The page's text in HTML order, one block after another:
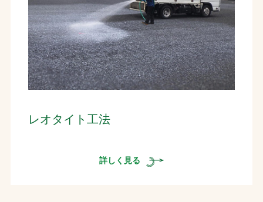
レオタイト工法
詳しく見る